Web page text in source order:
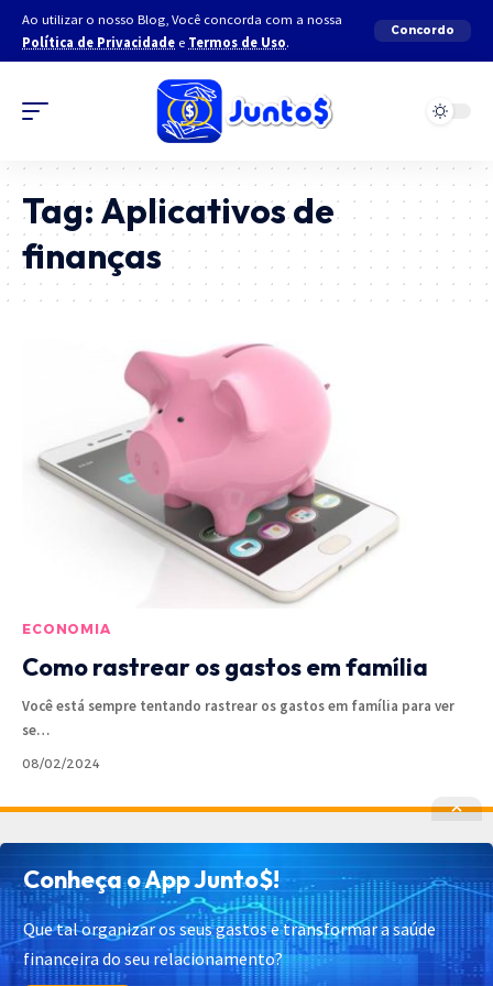
Ao utilizar o nosso Blog, Você concorda com a nossa
Política de Privacidade e Termos de Uso.
Concordo
Tag: Aplicativos de
finanças
ECONOMIA
Como rastrear os gastos em família
Você está sempre tentando rastrear os gastos em família para ver
se…
08/02/2024
Termos de Uso Contato Cadastrar Quem Somos
Conheça o App Junto$!
Que tal organizar os seus gastos e transformar a saúde
financeira do seu relacionamento?